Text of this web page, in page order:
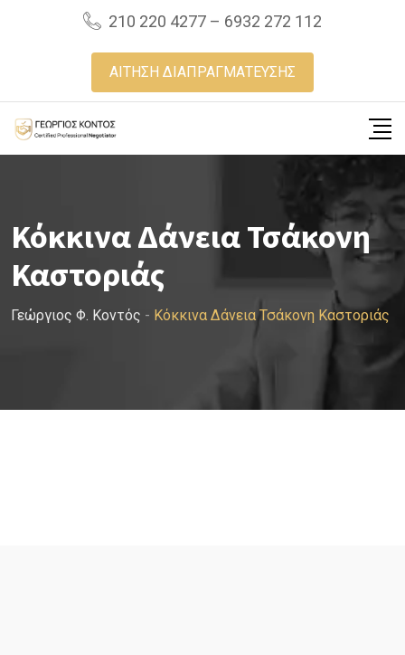
210 220 4277 – 6932 272 112
ΑΙΤΗΣΗ ΔΙΑΠΡΑΓΜΑΤΕΥΣΗΣ
Κόκκινα Δάνεια Τσάκονη
Καστοριάς
Γεώργιος Φ. Κοντός - Κόκκινα Δάνεια Τσάκονη Καστοριάς